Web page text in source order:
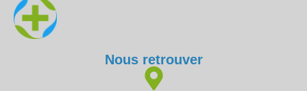
Nous retrouver